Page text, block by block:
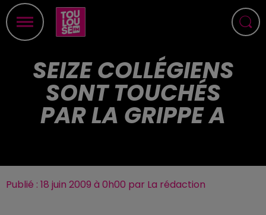
SEIZE COLLÉGIENS
SONT TOUCHÉS
PAR LA GRIPPE A
Publié : 18 juin 2009 à 0h00 par La rédaction